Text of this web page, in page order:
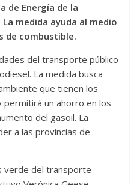
de Energía de la
medida ayuda al medio
de combustible.
del transporte público
La medida busca
que tienen los
un ahorro en los
del gasoil. La
a las provincias de
verde del transporte